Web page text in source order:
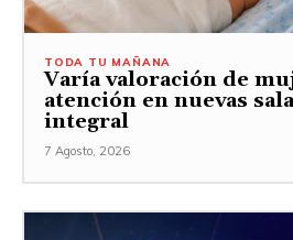
TODA TU MAÑANA
Varía valoración de
atención en nuevas
integral
7 Agosto, 2026